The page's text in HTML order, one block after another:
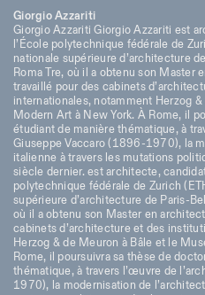
Calendrier
Istituto Svizzero
Recherche
Résidences
Archives
Blog
Organisation
Bibliothèque
Jobs
Autres Activités
NEWSLETTER
Inscrivez-vous à notre
informations sur nos
HORAIRES DE LA
RÉCEPTION:
LUN-VEN
HORAIRES DE VISITE:
Lieu
Rome
Catégorie
Anthropologie
Architecture
Astrophysique
More
Giorgio Azzariti
Giorgio Azzariti Giorgio Azzariti est
l’École polytechnique fédérale de
nationale supérieure d’architecture
Roma Tre, où il a obtenu son Master
travaillé pour des cabinets
internationales, notamment Herzog
Modern Art à New York. À Rome, il
étudiant de manière thématique, à
Giuseppe Vaccaro (1896-1970), la
italienne à travers les mutations
siècle dernier. est architecte,
polytechnique fédérale de Zurich
supérieure d’architecture de Paris-
où il a obtenu son Master en
cabinets d’architecture et des
Herzog & de Meuron à Bâle et le
Rome, il poursuivra sa thèse de
thématique, à travers l’œuvre de
1970), la modernisation de